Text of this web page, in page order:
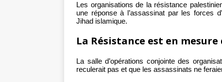
Les organisations de la résistance
une réponse à l’assassinat par les forces
Jihad islamique.
La Résistance est en
La salle d’opérations conjointe des
reculerait pas et que les assassinats ne